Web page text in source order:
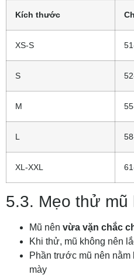
Kích thước
XS-S
S
M
L
XL-XXL
5.3. Mẹo thử mũ
Mũ nên vừa vặn chắc
Khi thử, mũ không nên
Phần trước mũ nên nằm
mày